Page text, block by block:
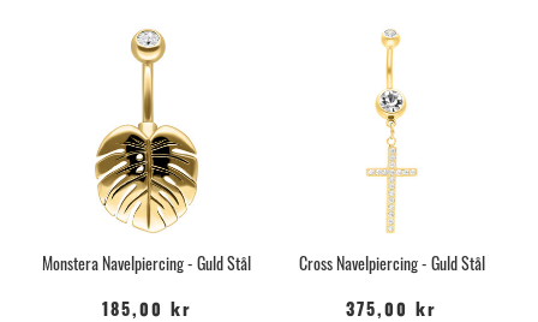
Monstera Navelpiercing - Guld Stål
185,00 kr
Cross Navelpiercing - Guld Stål
375,00 kr